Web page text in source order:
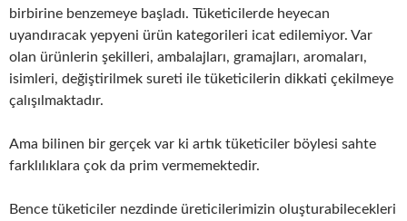
birbirine benzemeye başladı. Tüketicilerde heyecan
uyandıracak yepyeni ürün kategorileri icat edilemiyor. Var
olan ürünlerin şekilleri, ambalajları, gramajları, aromaları,
isimleri, değiştirilmek sureti ile tüketicilerin dikkati çekilmeye
çalışılmaktadır.
Ama bilinen bir gerçek var ki artık tüketiciler böylesi sahte
farklılıklara çok da prim vermemektedir.
Bence tüketiciler nezdinde üreticilerimizin oluşturabilecekleri